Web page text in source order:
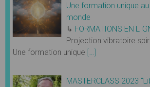
Une formation unique au
monde
↳ FORMATIONS EN
Projection vibratoire
Une formation unique […]
MASTERCLASS 2023